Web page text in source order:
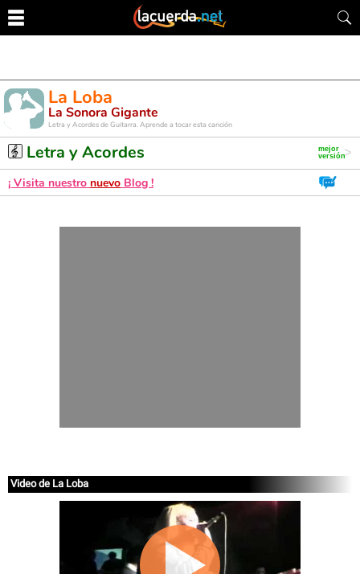
La Loba
La Sonora Gigante
Letra y Acordes de Guitarra. Aprende a tocar esta canción
Letra y Acordes
¡ Visita nuestro nuevo Blog !
Video de La Loba